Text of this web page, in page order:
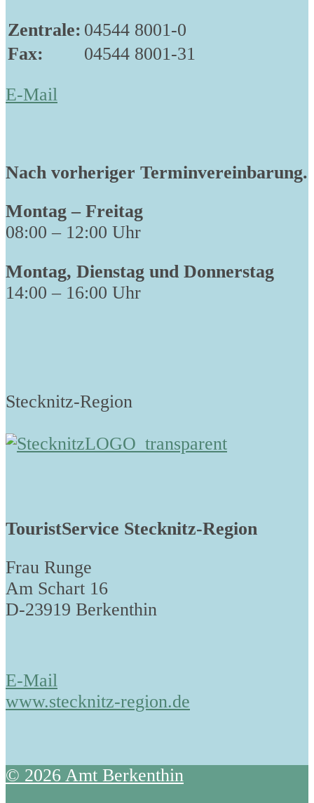
Zentrale: 04544 8001-0
Fax:
04544 8001-31
E-Mail
Nach vorheriger Terminvereinbarung.
Montag – Freitag
08:00 – 12:00 Uhr
Montag, Dienstag und Donnerstag
14:00 – 16:00 Uhr
Stecknitz-Region
TouristService Stecknitz-Region
Frau Runge
Am Schart 16
D-23919 Berkenthin
E-Mail
www.stecknitz-region.de
© 2026 Amt Berkenthin